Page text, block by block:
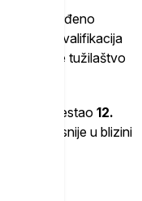
biće utvrđeno
i pravna kvalifikacija
čega će tužilaštvo
koji je nestao 12.
dana kasnije u blizini